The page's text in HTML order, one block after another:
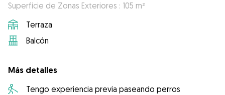
Superficie de Zonas Exteriores : 105 m²
Terraza
Balcón
Más detalles
Tengo experiencia previa paseando perros